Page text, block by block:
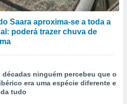
Saara aproxima-se a toda a
poderá trazer chuva de
décadas ninguém percebeu que o
era uma espécie diferente e
tudo